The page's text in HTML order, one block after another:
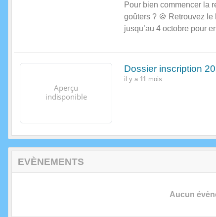
Pour bien commencer la
goûters ? 🍪 Retrouvez
jusqu’au 4 octobre pour
Dossier inscription
il y a 11 mois
EVÈNEMENTS
Aucun